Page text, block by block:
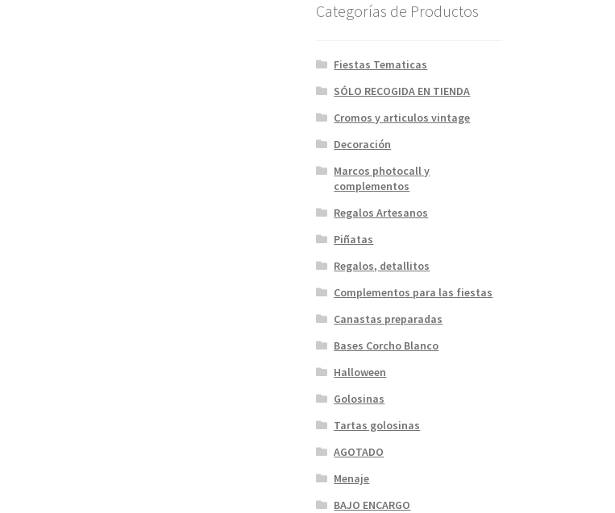
Categorías de Productos
Fiestas Tematicas
SÓLO RECOGIDA EN TIENDA
Cromos y articulos vintage
Decoración
Marcos photocall y
complementos
Regalos Artesanos
Piñatas
Regalos, detallitos
Complementos para las fiestas
Canastas preparadas
Bases Corcho Blanco
Halloween
Golosinas
Tartas golosinas
AGOTADO
Menaje
BAJO ENCARGO